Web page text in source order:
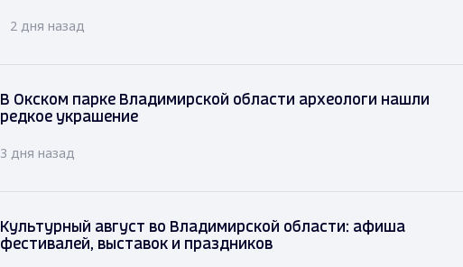
2 дня назад
В Окском парке Владимирской области археологи нашли
редкое украшение
3 дня назад
Культурный август во Владимирской области: афиша
фестивалей, выставок и праздников